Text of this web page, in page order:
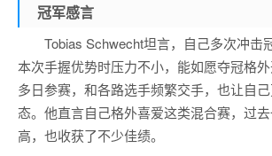
冠军感言
Tobias Schwecht坦言，自己多次冲击
本次手握优势时压力不小，能如愿夺冠格
多日参赛，和各路选手频繁交手，也让自
态。他直言自己格外喜爱这类混合赛，过
高，也收获了不少佳绩。